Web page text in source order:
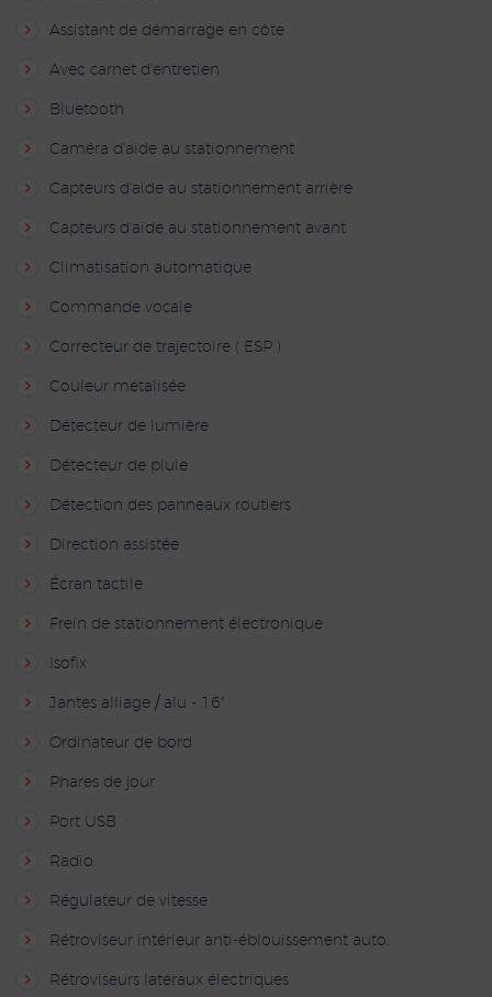
Assistant de démarrage en côte
Avec carnet d'entretien
Bluetooth
Caméra d'aide au stationnement
Capteurs d'aide au stationnement arrière
Capteurs d'aide au stationnement avant
Climatisation automatique
Commande vocale
Correcteur de trajectoire ( ESP )
Couleur métalisée
Détecteur de lumière
Détecteur de pluie
Détection des panneaux routiers
Direction assistée
Écran tactile
Frein de stationnement électronique
Isofix
Jantes alliage / alu - 16"
Ordinateur de bord
Phares de jour
Port USB
Radio
Régulateur de vitesse
Rétroviseur intérieur anti-éblouissement auto.
Rétroviseurs latéraux électriques